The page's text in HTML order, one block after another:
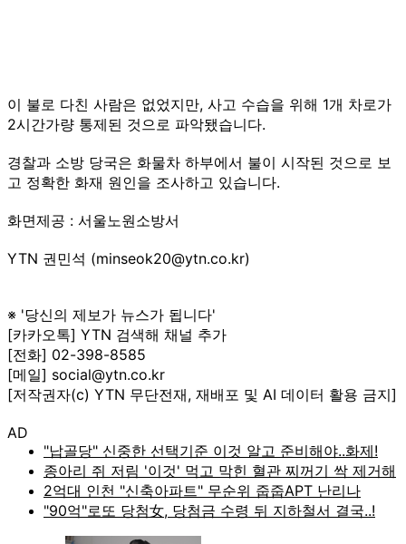
이 불로 다친 사람은 없었지만, 사고 수습을 위해 1개 차로가
2시간가량 통제된 것으로 파악됐습니다.
경찰과 소방 당국은 화물차 하부에서 불이 시작된 것으로 보
고 정확한 화재 원인을 조사하고 있습니다.
화면제공 : 서울노원소방서
YTN 권민석 (minseok20@ytn.co.kr)
※ '당신의 제보가 뉴스가 됩니다'
[카카오톡] YTN 검색해 채널 추가
[전화] 02-398-8585
[메일] social@ytn.co.kr
[저작권자(c) YTN 무단전재, 재배포 및 AI 데이터 활용 금지]
AD